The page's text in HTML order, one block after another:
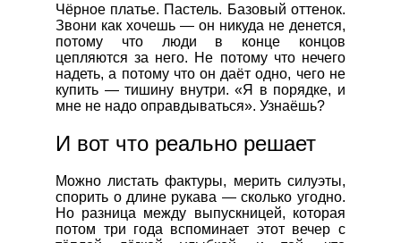
Чёрное платье. Пастель. Базовый оттенок.
Звони как хочешь — он никуда не денется,
потому что люди в конце концов
цепляются за него. Не потому что нечего
надеть, а потому что он даёт одно, чего не
купить — тишину внутри. «Я в порядке, и
мне не надо оправдываться». Узнаёшь?
И вот что реально решает
Можно листать фактуры, мерить силуэты,
спорить о длине рукава — сколько угодно.
Но разница между выпускницей, которая
потом три года вспоминает этот вечер с